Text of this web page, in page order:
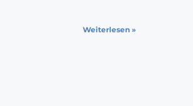
Weiterlesen »